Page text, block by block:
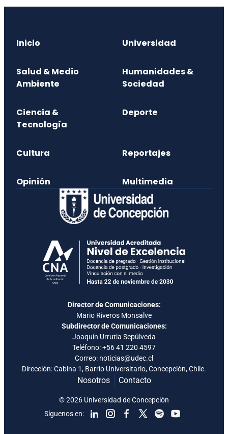
Inicio Universidad
Salud & Medio
Ambiente
Humanidades &
Sociedad
Ciencia &
Tecnología
Deporte
Cultura Reportajes
Opinión Multimedia
Director de Comunicaciones:
Mario Riveros Monsalve
Subdirector de Comunicaciones:
Joaquín Urrutia Sepúlveda
Teléfono:+56 41 220 4597
Correo: noticias@udec.cl
Dirección: Cabina 1, Barrio Universitario, Concepción, Chile.
Nosotros Contacto
Síguenos en:
© 2026 Universidad de Concepción